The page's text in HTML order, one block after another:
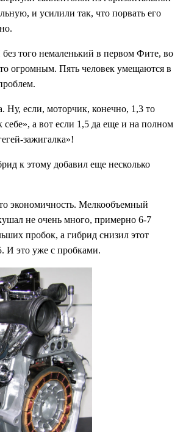
и усилили так, что порвать его
того немаленький в первом Фите, во
огромным. Пять человек умещаются в
Ну, если, моторчик, конечно, 1,3 то
себе», а вот если 1,5 да еще и на полном
зажигалка»!
к этому добавил еще несколько
экономичность. Мелкообъемный
не очень много, примерно 6-7
пробок, а гибрид снизил этот
И это уже с пробками.